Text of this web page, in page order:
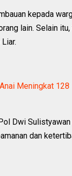
kepada
lain. Selain
Meningkat
Dwi
dan